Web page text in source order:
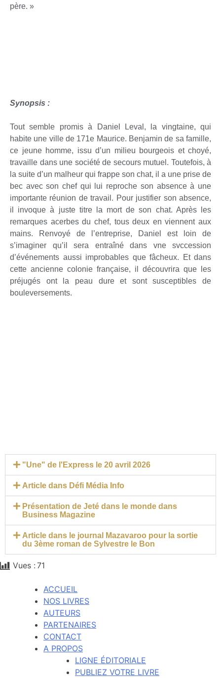
père. »
Synopsis :
Tout semble promis à Daniel Leval, la vingtaine, qui
habite une ville de 171e Maurice. Benjamin de sa famille,
ce jeune homme, issu d’un milieu bourgeois et choyé,
travaille dans une société de secours mutuel. Toutefois, à
la suite d’un malheur qui frappe son chat, il a une prise de
bec avec son chef qui lui reproche son absence à une
importante réunion de travail. Pour justifier son absence,
il invoque à juste titre la mort de son chat. Après les
remarques acerbes du chef, tous deux en viennent aux
mains. Renvoyé de l’entreprise, Daniel est loin de
s’imaginer qu’il sera entraîné dans vne svccession
d’événements aussi improbables que fâcheux. Et dans
cette ancienne colonie française, il découvrira que les
préjugés ont la peau dure et sont susceptibles de
bouleversements.
"Une" de l'Express le 20 avril 2026
Article dans Défi Média Info
Présentation de Jeté dans le monde dans
Business Magazine
Article dans le journal Mazavaroo pour la sortie
du 3ème roman de Sylvestre le Bon
Vues : 71
ACCUEIL
NOS LIVRES
AUTEURS
PARTENAIRES
CONTACT
A PROPOS
LIGNE ÉDITORIALE
PUBLIEZ VOTRE LIVRE